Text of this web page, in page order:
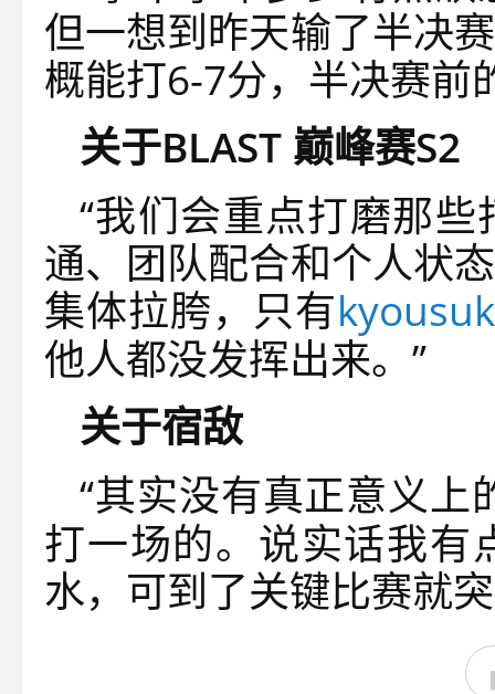
但一想到昨天输了半决
概能打6-7分，半决赛前
关于BLAST 巅峰赛S2
“我们会重点打磨那
通、团队配合和个人状
集体拉胯，只有
他人都没发挥出来。”
关于宿敌
“其实没有真正意义
打一场的。说实话我有
水，可到了关键比赛就